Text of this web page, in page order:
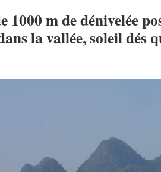
1000 m de dénivelée
la vallée, soleil dés